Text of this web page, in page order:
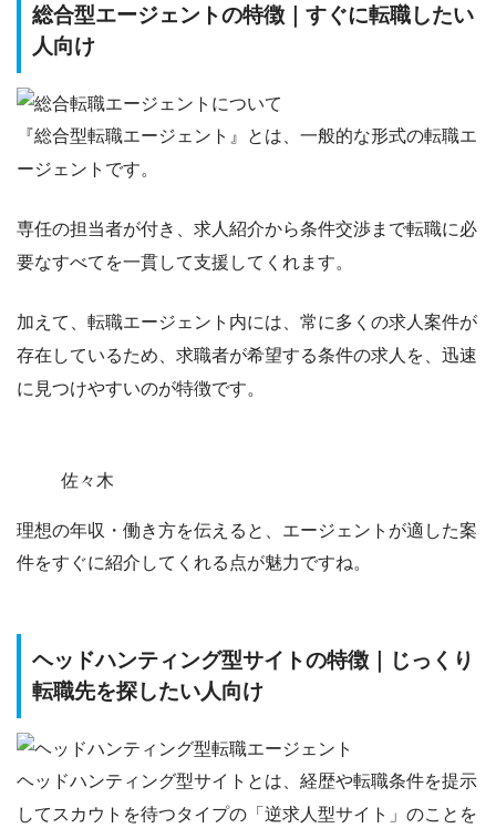
総合型エージェントの特徴｜すぐに転職したい
人向け
『総合型転職エージェント 』とは、一般的な形式の転職エ
ージェントです。
専任の担当者が付き、求人紹介から条件交渉まで転職に必
要なすべてを一貫して支援してくれます。
加えて、転職エージェント内には、 常に多くの求人案件が
存在しているため、求職者が希望する条件の求人を、迅速
に見つけやすいのが特徴です。
佐々木
理想の年収・働き方を伝えると、 エージェントが適した案
件をすぐに紹介してくれる点が魅力ですね。
ヘッドハンティング型サイトの特徴｜じっくり
転職先を探したい人向け
ヘッドハンティング型サイト とは、 経歴や転職条件を提示
してスカウトを待つタイプの「逆求人型サイト」 のことを